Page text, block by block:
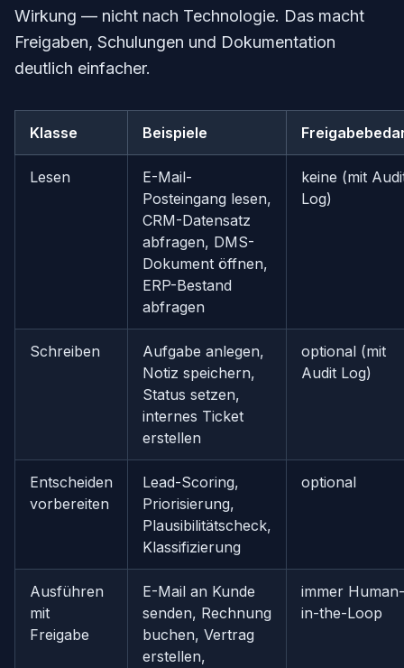
Wirkung — nicht nach Technologie. Das macht
Freigaben, Schulungen und Dokumentation
deutlich einfacher.
Klasse Beispiele
Lesen
E-Mail-
Posteingang lesen,
CRM-Datensatz
abfragen, DMS-
Dokument öffnen,
ERP-Bestand
abfragen
keine (mit
Log)
Schreiben
Aufgabe anlegen,
Notiz speichern,
Status setzen,
internes Ticket
erstellen
optional (mit
Audit Log)
Entscheiden
vorbereiten
Lead-Scoring,
Priorisierung,
Plausibilitätscheck,
Klassifizierung
optional
Ausführen
mit
Freigabe
E-Mail an Kunde
senden, Rechnung
buchen, Vertrag
erstellen,
immer Human-
in-the-Loop